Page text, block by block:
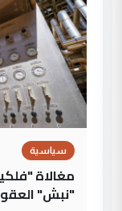
سياسية
مغالاة
"نبش"